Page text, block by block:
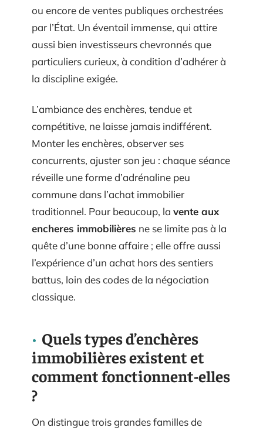
ou encore de ventes publiques orchestrées
par l’État. Un éventail immense, qui attire
aussi bien investisseurs chevronnés que
particuliers curieux, à condition d’adhérer à
la discipline exigée.
L’ambiance des enchères, tendue et
compétitive, ne laisse jamais indifférent.
Monter les enchères, observer ses
concurrents, ajuster son jeu : chaque séance
réveille une forme d’adrénaline peu
commune dans l’achat immobilier
traditionnel. Pour beaucoup, la vente aux
encheres immobilières ne se limite pas à la
quête d’une bonne affaire ; elle offre aussi
l’expérience d’un achat hors des sentiers
battus, loin des codes de la négociation
classique.
Quels types d’enchères
immobilières existent et
comment fonctionnent-elles
?
On distingue trois grandes familles de